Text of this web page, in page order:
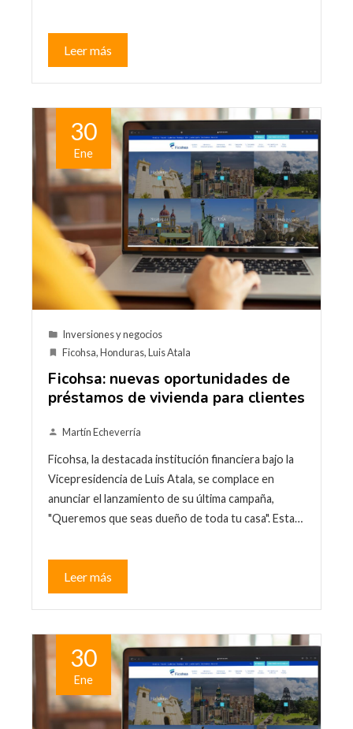
Leer más
30
Ene
Inversiones y negocios
Ficohsa,Honduras,Luis Atala
Ficohsa: nuevas oportunidades de
préstamos de vivienda para clientes
Martín Echeverría
Ficohsa, la destacada institución financiera bajo la
Vicepresidencia de Luis Atala, se complace en
anunciar el lanzamiento de su última campaña,
"Queremos que seas dueño de toda tu casa". Esta…
Leer más
30
Ene